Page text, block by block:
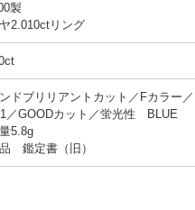
製
2.010ctリング
ドブリリアントカット／Fカラー／
／GOODカット／蛍光性 BLUE
5.8g
鑑定書（旧）